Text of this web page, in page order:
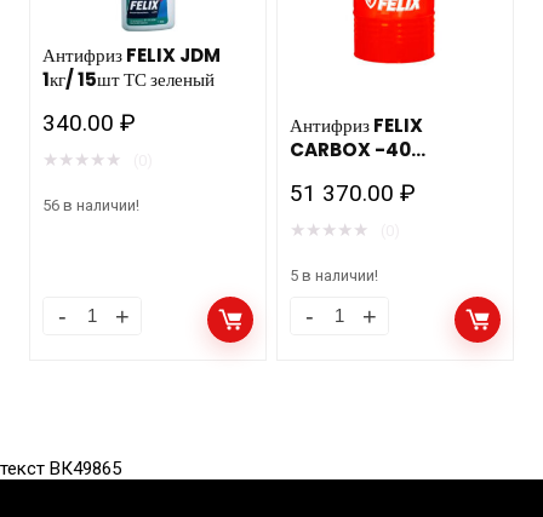
Антифриз FELIX JDM
1кг/ 15шт ТС зеленый
340.00₽
★ ★ ★ ★ ★
56 в наличии!
Антифриз FELIX
CARBOX -40
/1шт. допуск Автоваз/
Камаз
51 370.00₽
★ ★ ★ ★ ★
5 в наличии!
текст ВК49865